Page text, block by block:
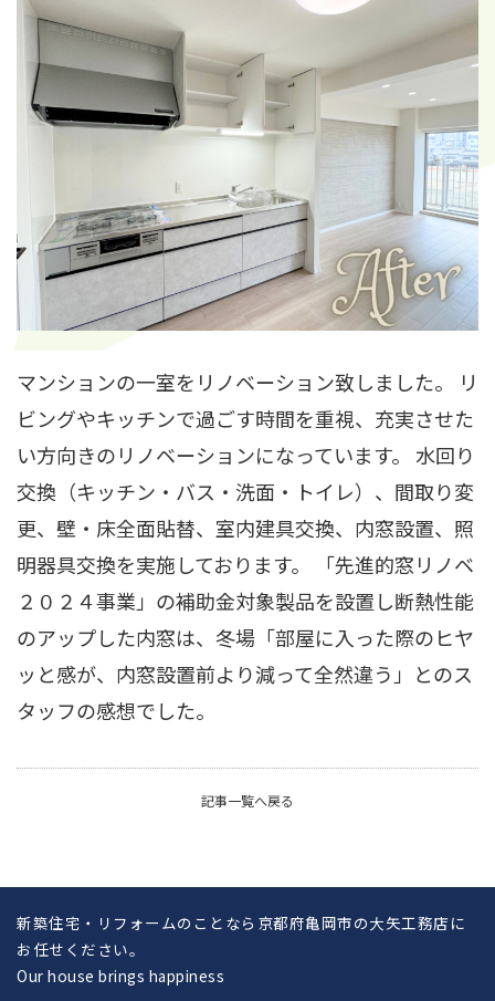
マンションの一室をリノベーション致しました。 リ
ビングやキッチンで過ごす時間を重視、充実させた
い方向きのリノベーションになっています。 水回り
交換（キッチン・バス・洗面・トイレ）、間取り変
更、壁・床全面貼替、室内建具交換、内窓設置、照
明器具交換を実施しております。 「先進的窓リノベ
２０２４事業」の補助金対象製品を設置し断熱性能
のアップした内窓は、冬場「部屋に入った際のヒヤ
ッと感が、内窓設置前より減って全然違う」とのス
タッフの感想でした。
記事一覧へ戻る
新築住宅・リフォームのことなら京都府亀岡市の大矢工務店に
お任せください。
Our house brings happiness